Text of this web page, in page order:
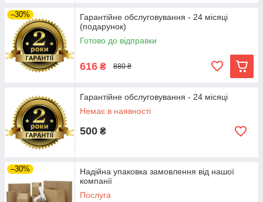
–30%
Гарантійне обслуговування - 24 місяці
(подарунок)
Готово до відправки
616 ₴ 880 ₴
Гарантійне обслуговування - 24 місяці
Немає в наявності
500 ₴
–30%
Надійна упаковка замовлення від нашої
компанії
Послуга